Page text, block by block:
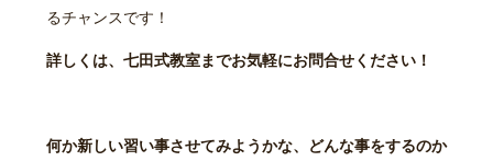
るチャンスです！
詳しくは、七田式教室までお気軽にお問合せください！
何か新しい習い事させてみようかな、どんな事をするのか